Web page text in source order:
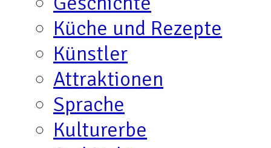
Küche und Rezepte
Künstler
Attraktionen
Sprache
Kulturerbe